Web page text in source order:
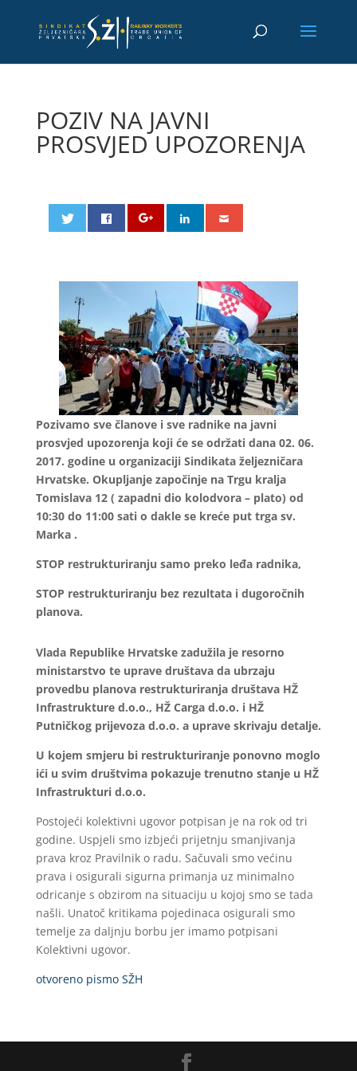
POZIV NA JAVNI
PROSVJED UPOZORENJA
Pozivamo sve članove i sve radnike na javni
prosvjed upozorenja koji će se održati dana 02. 06.
2017. godine u organizaciji Sindikata željezničara
Hrvatske. Okupljanje započinje na Trgu kralja
Tomislava 12 ( zapadni dio kolodvora – plato) od
10:30 do 11:00 sati o dakle se kreće put trga sv.
Marka .
STOP restrukturiranju samo preko leđa radnika,
STOP restrukturiranju bez rezultata i dugoročnih
planova.
Vlada Republike Hrvatske zadužila je resorno
ministarstvo te uprave društava da ubrzaju
provedbu planova restrukturiranja društava HŽ
Infrastrukture d.o.o., HŽ Carga d.o.o. i HŽ
Putničkog prijevoza d.o.o. a uprave skrivaju detalje.
U kojem smjeru bi restrukturiranje ponovno moglo
ići u svim društvima pokazuje trenutno stanje u HŽ
Infrastrukturi d.o.o.
Postojeći kolektivni ugovor potpisan je na rok od tri
godine. Uspjeli smo izbjeći prijetnju smanjivanja
prava kroz Pravilnik o radu. Sačuvali smo većinu
prava i osigurali sigurna primanja uz minimalno
odricanje s obzirom na situaciju u kojoj smo se tada
našli. Unatoč kritikama pojedinaca osigurali smo
temelje za daljnju borbu jer imamo potpisani
Kolektivni ugovor.
otvoreno pismo SŽH